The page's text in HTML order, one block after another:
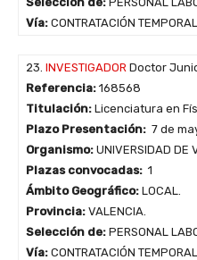
Vía: CONTRATACIÓN TEMPORAL
23. INVESTIGADOR Doctor
Referencia: 168568
Titulación: Licenciatura en
Plazo Presentación: 7 de
Organismo: UNIVERSIDAD DE
Plazas convocadas: 1
Ámbito Geográfico: LOCAL.
Provincia: VALENCIA.
Selección de: PERSONAL
Vía: CONTRATACIÓN TEMPORAL